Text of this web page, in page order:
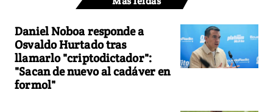
Daniel Noboa responde a
Osvaldo Hurtado tras
llamarlo "criptodictador":
"Sacan de nuevo al cadáver en
formol"